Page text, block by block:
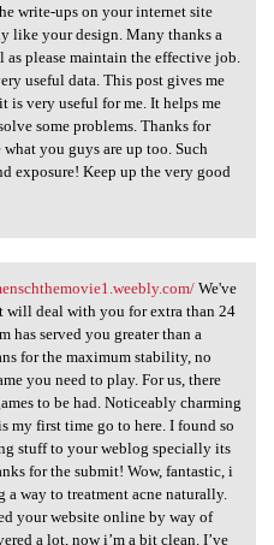
write-ups on your internet site
like your design. Many thanks a
please maintain the effective job.
useful data. This post gives me
is very useful for me. It helps me
some problems. Thanks for
you guys are up too. Such
exposure! Keep up the very good
We've
will deal with you for extra than 24
has served you greater than a
for the maximum stability, no
you need to play. For us, there
to be had. Noticeably charming
my first time go to here. I found so
stuff to your weblog specially its
for the submit! Wow, fantastic, i
a way to treatment acne naturally.
your website online by way of
a lot, now i’m a bit clean. I’ve